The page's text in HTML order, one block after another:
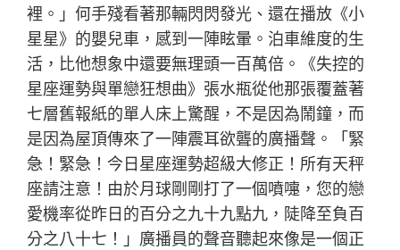
裡。」何手殘看著那輛閃閃發光、還在播放《小
星星》的嬰兒車，感到一陣眩暈。泊車維度的生
活，比他想象中還要無理頭一百萬倍。《失控的
星座運勢與單戀狂想曲》張水瓶從他那張覆蓋著
七層舊報紙的單人床上驚醒，不是因為鬧鐘，而
是因為屋頂傳來了一陣震耳欲聾的廣播聲。「緊
急！緊急！今日星座運勢超級大修正！所有天秤
座請注意！由於月球剛剛打了一個噴嚏，您的戀
愛機率從昨日的百分之九十九點九，陡降至負百
分之八十七！」廣播員的聲音聽起來像是一個正